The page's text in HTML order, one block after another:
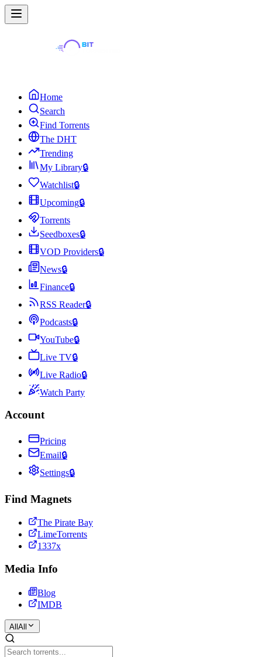
Home
Search
Find Torrents
The DHT
Trending
My Library🔒
Watchlist🔒
Upcoming🔒
Torrents
Seedboxes🔒
VOD Providers🔒
News🔒
Finance🔒
RSS Reader🔒
Podcasts🔒
YouTube🔒
Live TV🔒
Live Radio🔒
Watch Party
Account
Pricing
Email🔒
Settings🔒
Find Magnets
The Pirate Bay
LimeTorrents
1337x
Media Info
Blog
IMDB
All All